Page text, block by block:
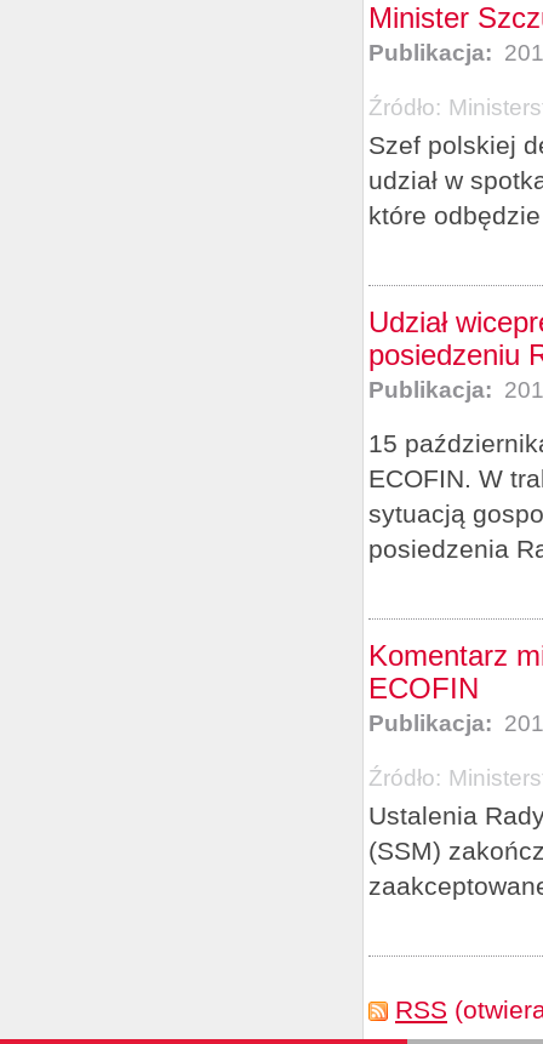
Minister
Publikacja:
Źródło:
Szef polskiej
udział w
które
Udział
posiedzeniu
Publikacja:
15
ECOFIN. W
sytuacją
posiedzenia
Komentarz
ECOFIN
Publikacja:
Źródło:
Ustalenia
(SSM)
RSS